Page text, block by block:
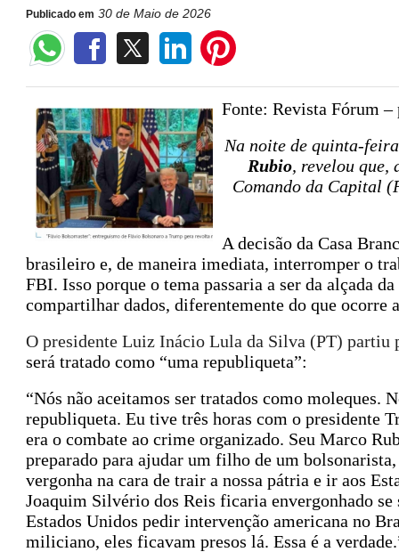
Publicado em 30 de Maio de 2026
Fonte: Revista Fórum
Na noite de quinta-
Rubio, revelou que,
Comando da Capital
A decisão da Casa
brasileiro e, de maneira imediata, interromper o
FBI. Isso porque o tema passaria a ser da alçada
compartilhar dados, diferentemente do que ocorre
O presidente Luiz Inácio Lula da Silva (PT) partiu
será tratado como “uma republiqueta”:
“Nós não aceitamos ser tratados como moleques.
republiqueta. Eu tive três horas com o presidente
era o combate ao crime organizado. Seu Marco
preparado para ajudar um filho de um
vergonha na cara de trair a nossa pátria e ir aos
Joaquim Silvério dos Reis ficaria envergonhado se
Estados Unidos pedir intervenção americana no
miliciano, eles ficavam presos lá. Essa é a